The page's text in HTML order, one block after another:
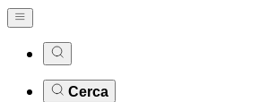
Cerca